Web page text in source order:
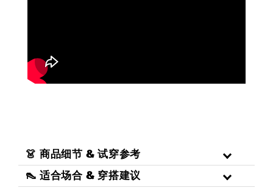
👗 商品细节 & 试穿参考
👠 适合场合 & 穿搭建议